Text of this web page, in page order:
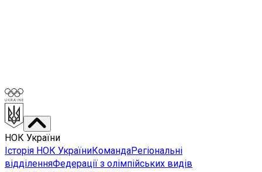
НОК України
Історія НОК УкраїниКомандаРегіональні
відділенняФедерації з олімпійських видів